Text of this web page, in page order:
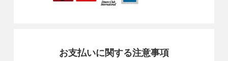
お支払いに関する注意事項